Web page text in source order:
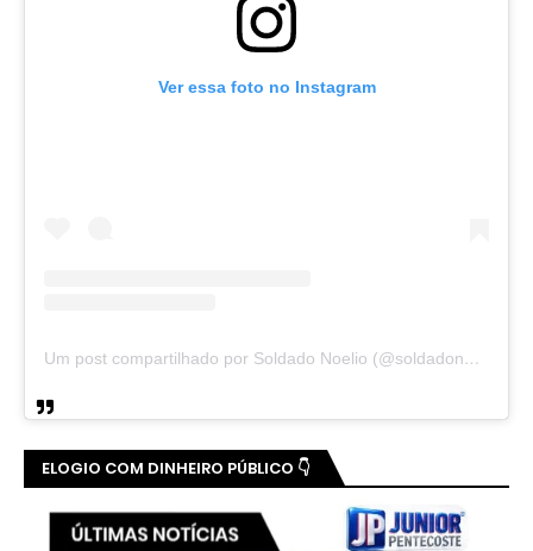
Ver essa foto no Instagram
Um post compartilhado por Soldado Noelio (@soldadonoelio)
ELOGIO COM DINHEIRO PÚBLICO 👇